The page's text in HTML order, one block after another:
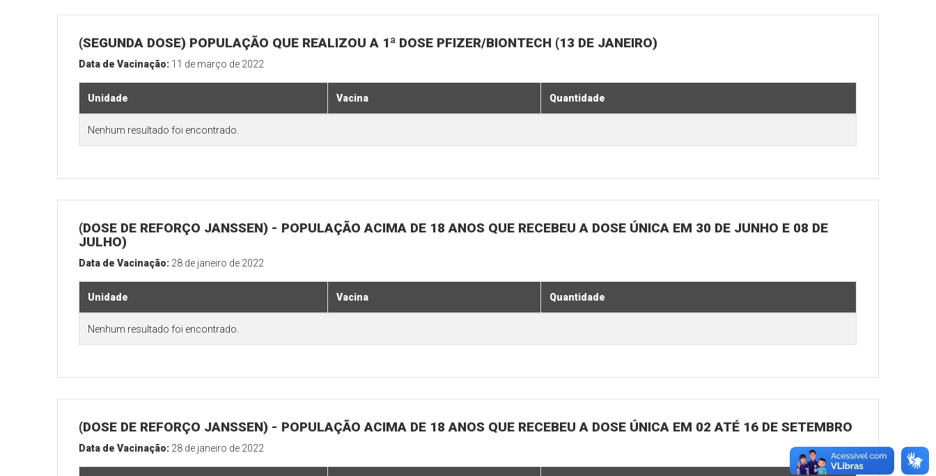
(SEGUNDA DOSE) POPULAÇÃO QUE REALIZOU A 1ª DOSE PFIZER/BIONTECH (13 DE JANEIRO)
Data de Vacinação: 11 de março de 2022
Unidade Vacina Quantidade
Nenhum resultado foi encontrado.
(DOSE DE REFORÇO JANSSEN) - POPULAÇÃO ACIMA DE 18 ANOS QUE RECEBEU A DOSE ÚNICA EM 30 DE JUNHO E 08 DE
JULHO)
Data de Vacinação: 28 de janeiro de 2022
Unidade Vacina Quantidade
Nenhum resultado foi encontrado.
(DOSE DE REFORÇO JANSSEN) - POPULAÇÃO ACIMA DE 18 ANOS QUE RECEBEU A DOSE ÚNICA EM 02 ATÉ 16 DE SETEMBRO
Data de Vacinação: 28 de janeiro de 2022